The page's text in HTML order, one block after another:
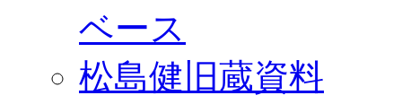
ベース
松島健旧蔵資料